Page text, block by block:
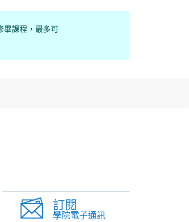
畢課程，最多可
訂閱
學院電子通訊